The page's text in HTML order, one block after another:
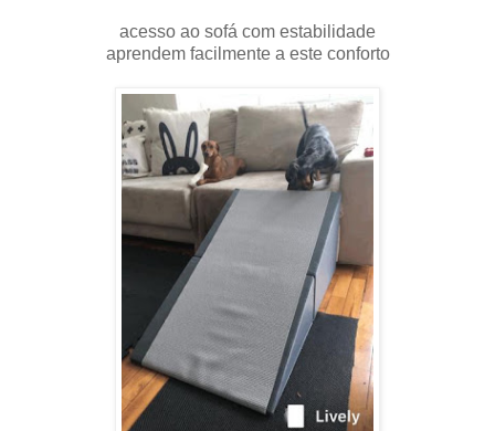
acesso ao sofá com estabilidade
aprendem facilmente a este conforto